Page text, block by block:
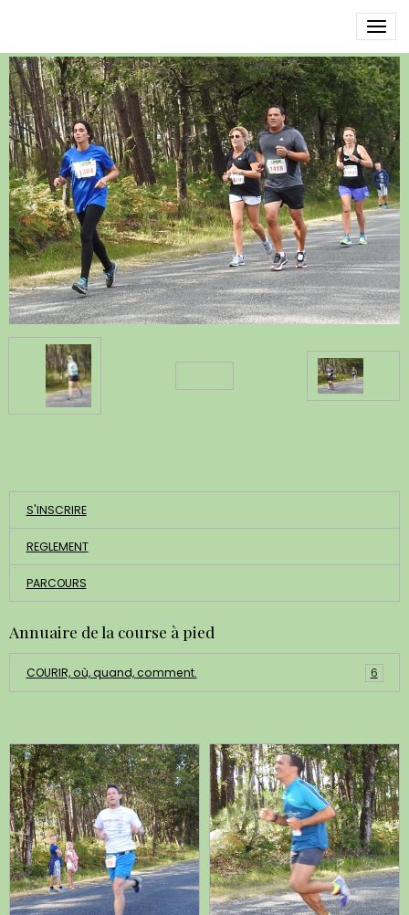
S'INSCRIRE
REGLEMENT
PARCOURS
Annuaire de la course à pied
COURIR, où, quand, comment. 6